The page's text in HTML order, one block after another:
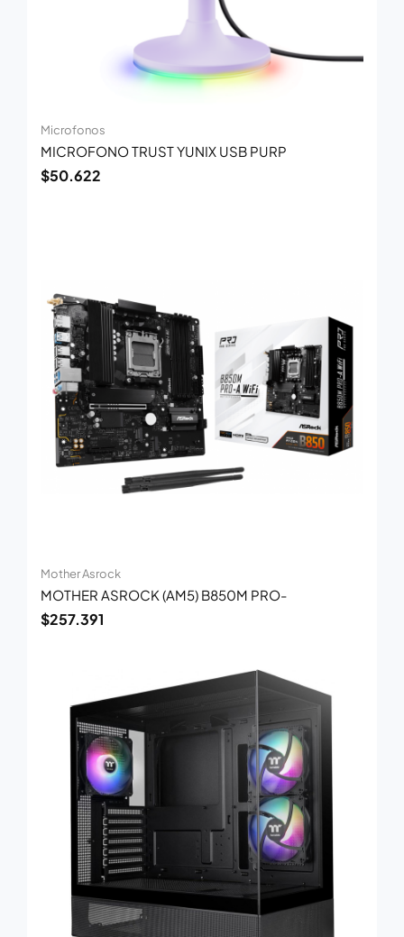
Microfonos
MICROFONO TRUST YUNIX USB PURP
$50.622
Mother Asrock
MOTHER ASROCK (AM5) B850M PRO-
$257.391